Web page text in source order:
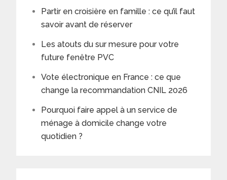
Partir en croisière en famille : ce qu’il faut
savoir avant de réserver
Les atouts du sur mesure pour votre
future fenêtre PVC
Vote électronique en France : ce que
change la recommandation CNIL 2026
Pourquoi faire appel à un service de
ménage à domicile change votre
quotidien ?